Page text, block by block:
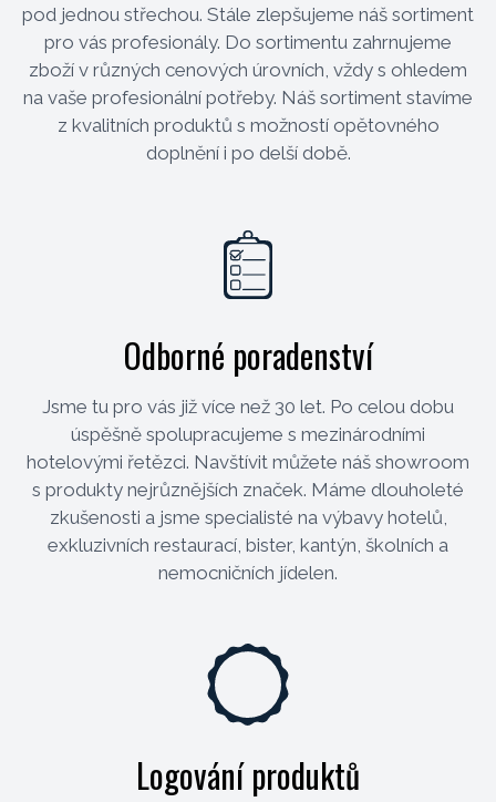
pod jednou střechou. Stále zlepšujeme náš sortiment
pro vás profesionály. Do sortimentu zahrnujeme
zboží v různých cenových úrovních, vždy s ohledem
na vaše profesionální potřeby. Náš sortiment stavíme
z kvalitních produktů s možností opětovného
doplnění i po delší době.
Odborné poradenství
Jsme tu pro vás již více než 30 let. Po celou dobu
úspěšně spolupracujeme s mezinárodními
hotelovými řetězci. Navštívit můžete náš showroom
s produkty nejrůznějších značek. Máme dlouholeté
zkušenosti a jsme specialisté na výbavy hotelů,
exkluzivních restaurací, bister, kantýn, školních a
nemocničních jídelen.
Logování produktů